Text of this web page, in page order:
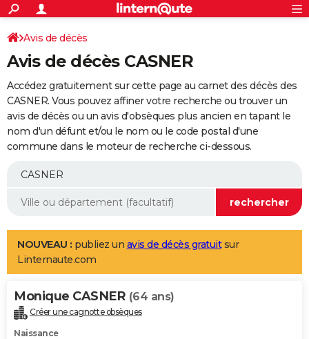
ACTUALITÉS
Politique
Société
Faits Divers
Education
Monde
Villes
+
SPORT
Coupe du monde 2026
Football
Tennis
Cyclisme
Rugby
Forum
Programme TV
TNT
Streaming
Cinéma
Sorties cinéma
Musique
+
FINANCE
Retraite
Epargne
Immobilier
Risques naturels par ville
Banque
Assurance
AUTO
Essais
Réserver un essai
Citadines
Berlines
SUV
Forum auto
+
Mobiles
Meilleur smartphone
Internet
Ordinateurs
Jeux vidéo
Guide high-tech
Aménagement intérieur
LIFESTYLE
Art de vivre
Bien-être
Loisirs
Mode
Modes de vie
Alimentation
Guide de la santé
Maladies
Médicaments
Sommeil
VOYAGE
Destinations
City break
Voyage nature
Voyage de noces
Forum
Climat
+PHOTO
Avis de décès
Avis de décès CASNER
Accédez gratuitement sur cette page au carnet des décès des
CASNER. Vous pouvez affiner votre recherche ou trouver un
avis de décès ou un avis d'obsèques plus ancien en tapant le
nom d'un défunt et/ou le nom ou le code postal d'une
commune dans le moteur de recherche ci-dessous.
NOUVEAU : publiez un avis de décès gratuitsur
Linternaute.com
Monique CASNER (64 ans)
Créer une cagnotte obsèques
Naissance